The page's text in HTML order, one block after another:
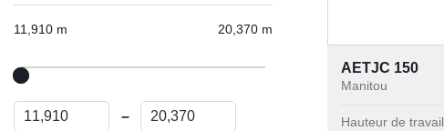
–
11,910 m 20,370 m
AETJC 150
Manitou
Hauteur de travail